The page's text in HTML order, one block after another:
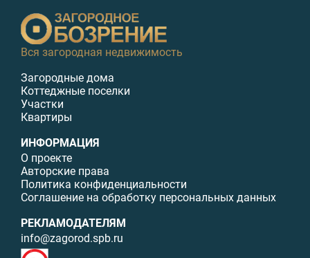
Вся загородная недвижимость
Загородные дома
Коттеджные поселки
Участки
Квартиры
ИНФОРМАЦИЯ
О проекте
Авторские права
Политика конфиденциальности
Соглашение на обработку персональных данных
РЕКЛАМОДАТЕЛЯМ
info@zagorod.spb.ru